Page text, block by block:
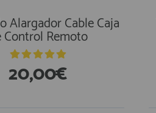
Alargador Cable Caja
Control Remoto
20,00€